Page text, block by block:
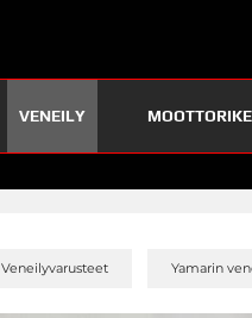
VENEILY
Veneilyvarusteet Yamarin